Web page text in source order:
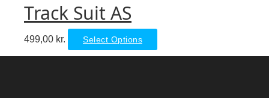
variants.
options
Track Suit AS
499,00 kr. Select Options
product